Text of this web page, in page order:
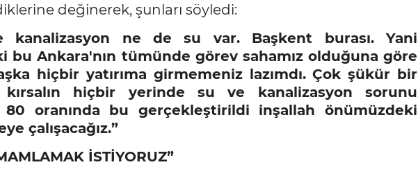
değinerek, şunları söyledi:
kanalizasyon ne de su var. Başkent burası. Yani
bu Ankara'nın tümünde görev sahamız olduğuna göre
hiçbir yatırıma girmemeniz lazımdı. Çok şükür bir
hiçbir yerinde su ve kanalizasyon sorunu
oranında bu gerçekleştirildi inşallah önümüzdeki
çalışacağız.”
İSTİYORUZ”